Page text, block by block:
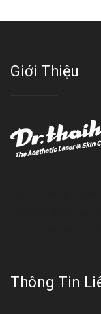
Giới Thiệu
Thông Tin